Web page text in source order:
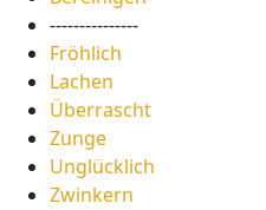
---------------
Fröhlich
Lachen
Überrascht
Zunge
Unglücklich
Zwinkern